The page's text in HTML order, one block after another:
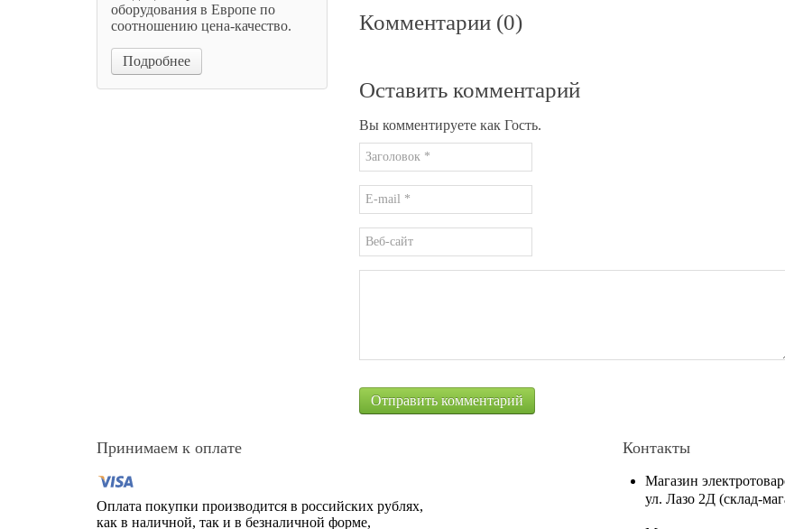
Комментарии (0)
Оставить комментарий
Вы комментируете как Гость.
оборудования в Европе по
соотношению цена-качество.
Подробнее
Принимаем к оплате
Оплата покупки производится в российских рублях,
как в наличной, так и в безналичной форме,
Контакты
Магазин
ул. Лазо 2Д (склад-